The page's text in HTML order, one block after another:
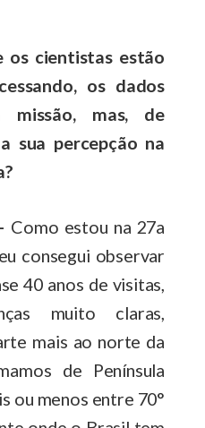
os cientistas estão
os dados
missão, mas, de
sua percepção na
Como estou na 27a
consegui observar
40 anos de visitas,
muito claras,
mais ao norte da
de Península
ou menos entre 70°